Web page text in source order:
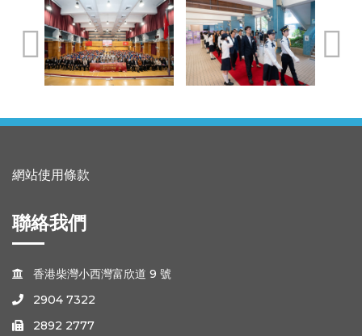
網站使用條款
聯絡我們
 香港柴灣小西灣富欣道 9 號
 2904 7322
 2892 2777